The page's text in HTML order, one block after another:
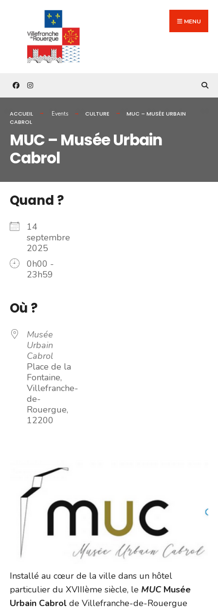
content
MENU
ACCUEIL Events CULTURE
MUC – MUSÉE URBAIN
CABROL
MUC – Musée Urbain
Cabrol
Quand ?
14
septembre
2025
0h00 -
23h59
Où ?
Musée
Urbain
Cabrol
Place de la
Fontaine,
Villefranche-
de-
Rouergue,
12200
Installé au cœur de la ville dans un hôtel
particulier du XVIIIème siècle, le MUCMusée
Urbain Cabrol de Villefranche-de-Rouergue